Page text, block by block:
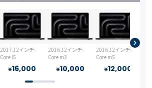
2017 12インチ
Core i5
¥16,000
2016 12インチ
Core m3
¥10,000
2016 12インチ
Core m5
¥12,000